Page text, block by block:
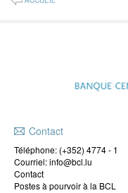
Contact
Téléphone: (+352) 4774 - 1
Courriel: info@bcl.lu
Contact
Postes à pourvoir à la BCL